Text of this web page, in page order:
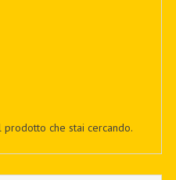
che stai cercando.